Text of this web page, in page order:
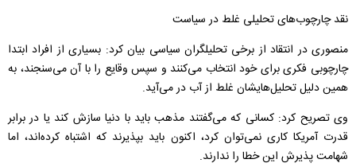
نقد چارچوب‌های تحلیلی غلط در سیاست
منصوری در انتقاد از برخی تحلیلگران سیاسی بیان کرد: بسیاری از افراد ابتدا
چارچوبی فکری برای خود انتخاب می‌کنند و سپس وقایع را با آن می‌سنجند، به
همین دلیل تحلیل‌هایشان غلط از آب در می‌آید.
وی تصریح کرد: کسانی که می‌گفتند مذهب باید با دنیا سازش کند یا در برابر
قدرت آمریکا کاری نمی‌توان کرد، اکنون باید بپذیرند که اشتباه کرده‌اند، اما
شهامت پذیرش این خطا را ندارند.